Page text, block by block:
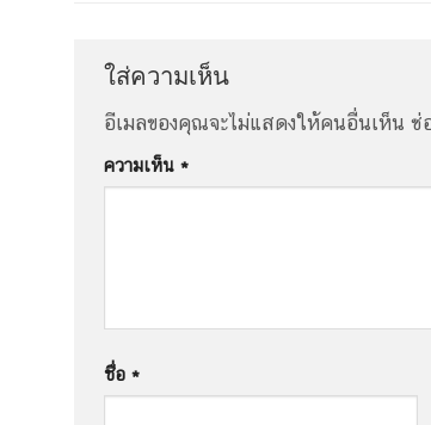
ใส่ความเห็น
อีเมลของคุณจะไม่แสดงให้คนอื่นเห็น ช่
ความเห็น *
ชื่อ *